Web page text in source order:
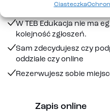
Ciasteczka
W TEB Edukacja nie ma
kolejność zgłoszeń.
Sam zdecydujesz czy
oddziale czy online
Rezerwujesz sobie
Zapis online